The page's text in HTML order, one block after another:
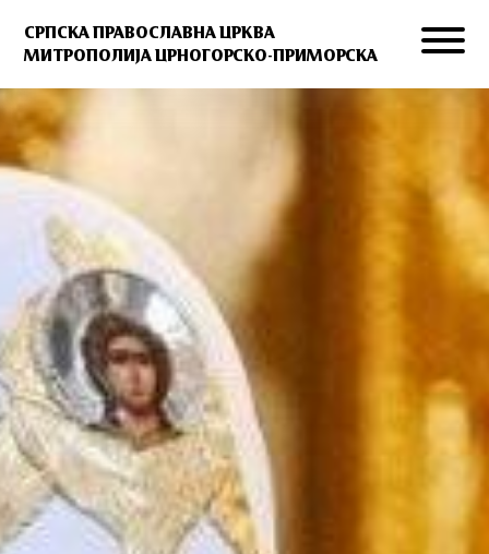
СРПСКА ПРАВОСЛАВНА ЦРКВА
МИТРОПОЛИЈА ЦРНОГОРСКО-ПРИМОРСКА